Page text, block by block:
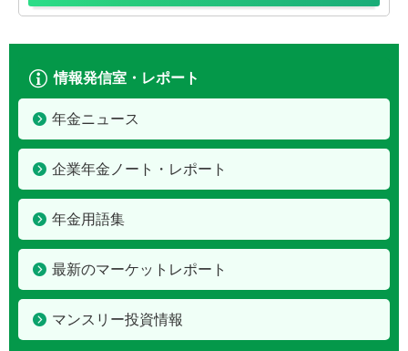
情報発信室・レポート
年金ニュース
企業年金ノート・レポート
年金用語集
最新のマーケットレポート
マンスリー投資情報